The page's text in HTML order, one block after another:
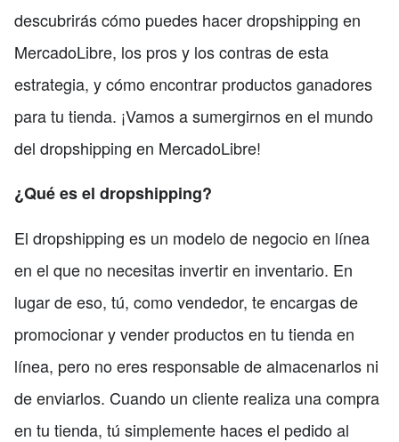
descubrirás cómo puedes hacer dropshipping en
MercadoLibre, los pros y los contras de esta
estrategia, y cómo encontrar productos ganadores
para tu tienda. ¡Vamos a sumergirnos en el mundo
del dropshipping en MercadoLibre!
¿Qué es el dropshipping?
El dropshipping es un modelo de negocio en línea
en el que no necesitas invertir en inventario. En
lugar de eso, tú, como vendedor, te encargas de
promocionar y vender productos en tu tienda en
línea, pero no eres responsable de almacenarlos ni
de enviarlos. Cuando un cliente realiza una compra
en tu tienda, tú simplemente haces el pedido al